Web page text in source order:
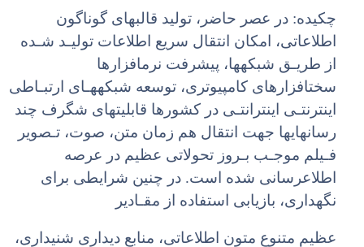
چکیده: در عصر حاضر، تولید قالبهای گوناگون
اطلاعاتی، امکان انتقال سریع اطلاعات تولیـد شـده
از طریـق شبکهها، پیشرفت نرمافزارها
سختافزارهای کامپیوتری، توسعه شبکههـای ارتبـاطی
اینترنتـی اینترانتـی در کشورها قابلیتهای شگرف چند
رسانهایها جهت انتقال هم زمان متن، صوت، تـصویر
فـیلم موجـب بـروز تحولاتی عظیم در عرصه
اطلاعرسانی شده است. در چنین شرایطی برای
نگهداری، بازیابی استفاده از مقـادیر
عظیم متنوع متون اطلاعاتی، منابع دیداری شنیداری،